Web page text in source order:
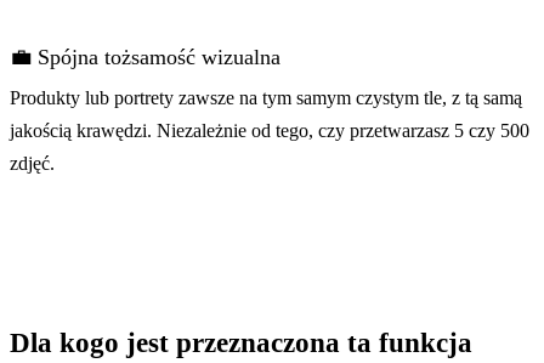
💼 Spójna tożsamość wizualna
Produkty lub portrety zawsze na tym samym czystym tle, z tą samą
jakością krawędzi. Niezależnie od tego, czy przetwarzasz 5 czy 500
zdjęć.
Dla kogo jest przeznaczona ta funkcja